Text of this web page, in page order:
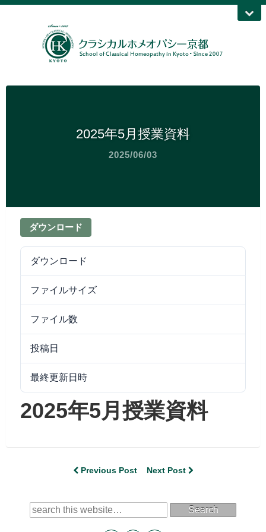
2025年5月授業資料
2025/06/03
ダウンロード
ダウンロード
ファイルサイズ
ファイル数
投稿日
最終更新日時
2025年5月授業資料
Previous Post Next Post
Search